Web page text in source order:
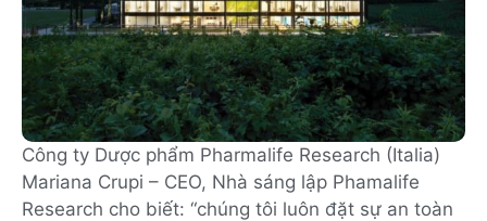
Công ty Dược phẩm Pharmalife Research (Italia)
Mariana Crupi – CEO, Nhà sáng lập Phamalife
Research cho biết: “chúng tôi luôn đặt sự an toàn